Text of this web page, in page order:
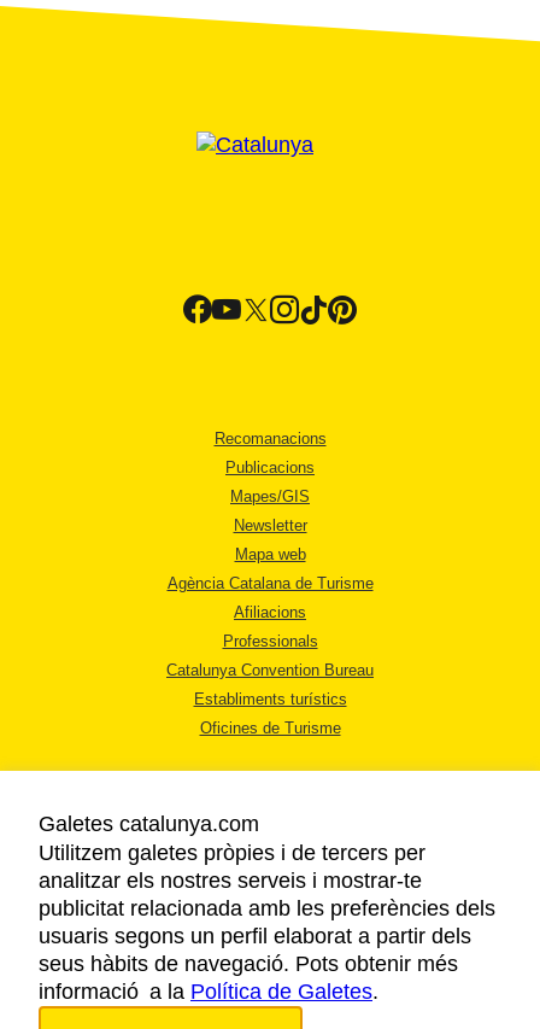
Recomanacions
Publicacions
Mapes/GIS
Newsletter
Mapa web
Agència Catalana de Turisme
Afiliacions
Professionals
Catalunya Convention Bureau
Establiments turístics
Oficines de Turisme
AVÍS LEGAL
POLÍTICA DE PRIVACITAT
COOKIES
ACCESSIBILITAT
Galetes catalunya.com
Utilitzem galetes pròpies i de tercers per
analitzar els nostres serveis i mostrar-te
publicitat relacionada amb les preferències dels
usuaris segons un perfil elaborat a partir dels
seus hàbits de navegació. Pots obtenir més
informació a la Política de Galetes.